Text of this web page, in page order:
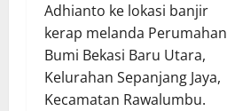
Adhianto ke lokasi banjir
kerap melanda Perumahan
Bumi Bekasi Baru Utara,
Kelurahan Sepanjang Jaya,
Kecamatan Rawalumbu.